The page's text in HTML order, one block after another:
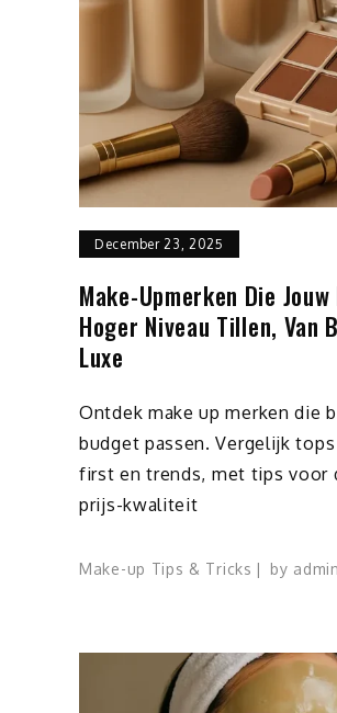
December 23, 2025
Make-Upmerken Die
Hoger Niveau Tillen, Van
Luxe
Ontdek make up merken die
budget passen. Vergelijk
first en trends, met tips voor
prijs-kwaliteit
Make-up Tips & Tricks by admin